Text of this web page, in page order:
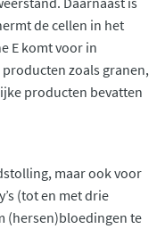
de cellen in het
E komt voor in
zoals granen,
producten bevatten
maar ook voor
(tot en met drie
(hersen)bloedingen te